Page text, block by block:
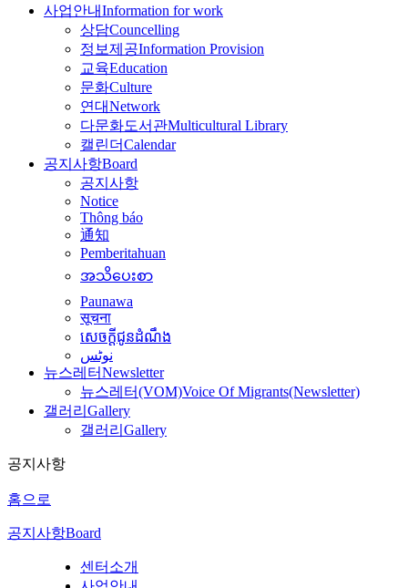
사업안내Information for work
상담Councelling
정보제공Information Provision
교육Education
문화Culture
연대Network
다문화도서관Multicultural Library
캘린더Calendar
공지사항Board
공지사항
Notice
Thông báo
通知
Pemberitahuan
အသိပေးစာ
Paunawa
सूचना
សេចក្តីជូនដំណឹង
نوٹس
뉴스레터Newsletter
뉴스레터(VOM)Voice Of Migrants(Newsletter)
갤러리 Gallery
갤러리 Gallery
공지사항
홈으로
공지사항Board
센터소개